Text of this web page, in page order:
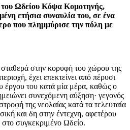
Ωδείου Κόψα Κομοτηνής,
ετήσια συναυλία του, σε ένα
που πλημμύρισε την πόλη με
στην κορυφή του χώρου της
έχει επεκτείνει από πέρυσι
έργου του κατά μία μέρα, καθώς ο
συνεχόμενη αύξηση· γεγονός
της νεολαίας κατά τα τελευταία
και δη στην έντεχνη, αφετέρου
συγκεκριμένο Ωδείο.